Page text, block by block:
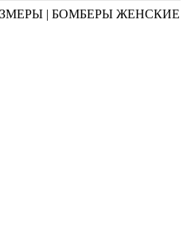
| БОМБЕРЫ ЖЕНСКИЕ